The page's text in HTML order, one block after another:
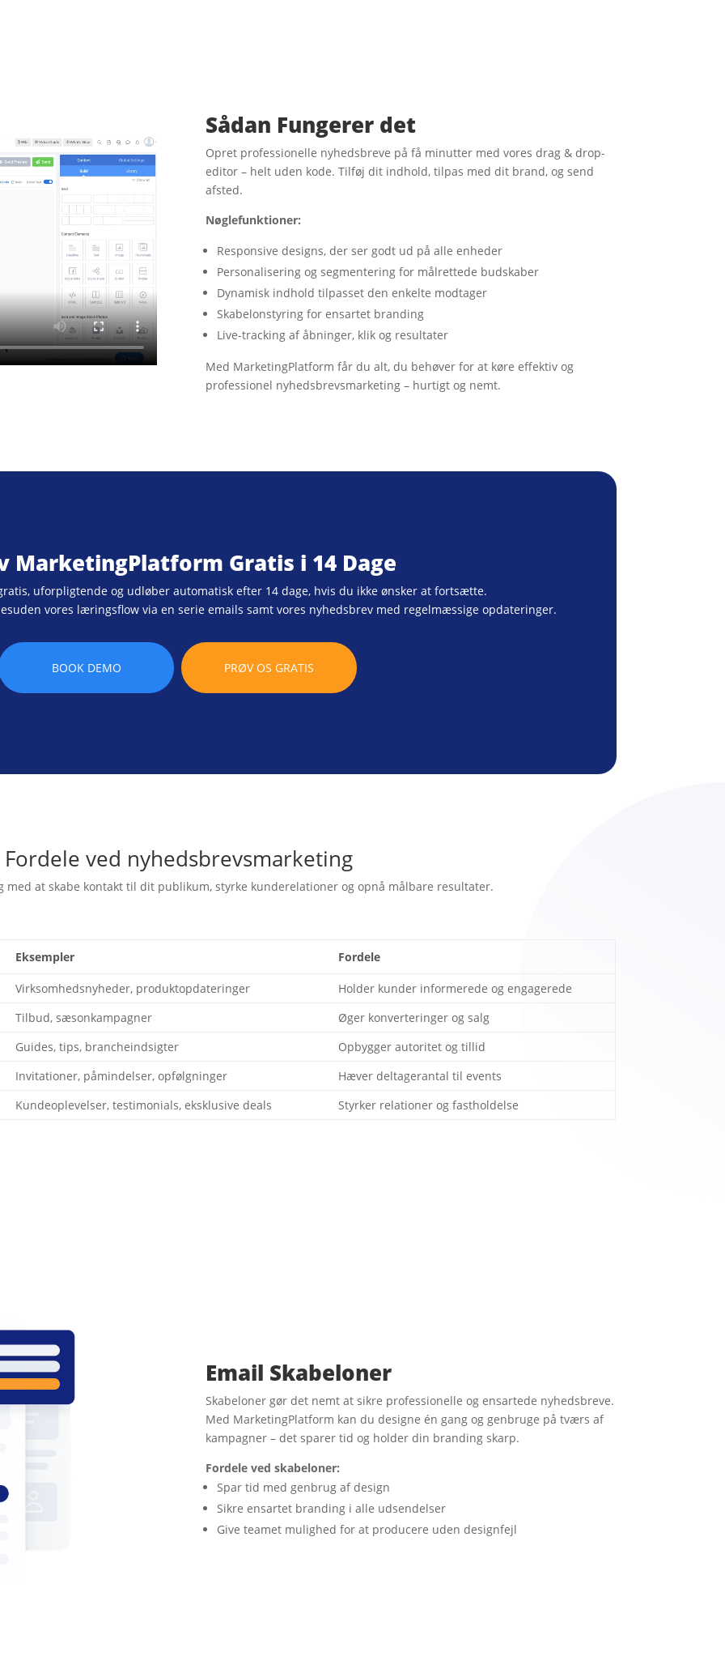
Sådan Fungerer det
Opret professionelle nyhedsbreve på få minutter med vores drag & drop-
editor – helt uden kode. Tilføj dit indhold, tilpas med dit brand, og send
afsted.
Nøglefunktioner:
Responsive designs, der ser godt ud på alle enheder
Personalisering og segmentering for målrettede budskaber
Dynamisk indhold tilpasset den enkelte modtager
Skabelonstyring for ensartet branding
Live-tracking af åbninger, klik og resultater
Med MarketingPlatform får du alt, du behøver for at køre effektiv og
professionel nyhedsbrevsmarketing – hurtigt og nemt.
MarketingPlatform Gratis i 14 Dage
uforpligtende og udløber automatisk efter 14 dage, hvis du ikke ønsker at fortsætte.
vores læringsflow via en serie emails samt vores nyhedsbrev med regelmæssige opdateringer.
BOOK DEMO PRØV OS GRATIS
Fordele ved nyhedsbrevsmarketing
at skabe kontakt til dit publikum, styrke kunderelationer og opnå målbare resultater.
Eksempler Fordele
Virksomhedsnyheder, produktopdateringer
Holder kunder informerede og engagerede
Tilbud, sæsonkampagner Øger konverteringer og salg
Guides, tips, brancheindsigter Opbygger autoritet og tillid
Invitationer, påmindelser, opfølgninger Hæver deltagerantal til events
Kundeoplevelser, testimonials, eksklusive deals Styrker relationer og fastholdelse
Email Skabeloner
Skabeloner gør det nemt at sikre professionelle og ensartede nyhedsbreve.
Med MarketingPlatform kan du designe én gang og genbruge på tværs af
kampagner – det sparer tid og holder din branding skarp.
Fordele ved skabeloner:
Spar tid med genbrug af design
Sikre ensartet branding i alle udsendelser
Give teamet mulighed for at producere uden designfejl